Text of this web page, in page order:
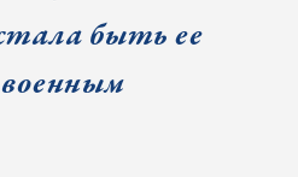
быть ее